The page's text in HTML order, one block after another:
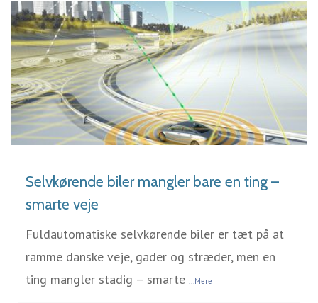
LÆS MERE
Selvkørende biler mangler bare en ting –
smarte veje
Fuldautomatiske selvkørende biler er tæt på at
ramme danske veje, gader og stræder, men en
ting mangler stadig – smarte
...Mere